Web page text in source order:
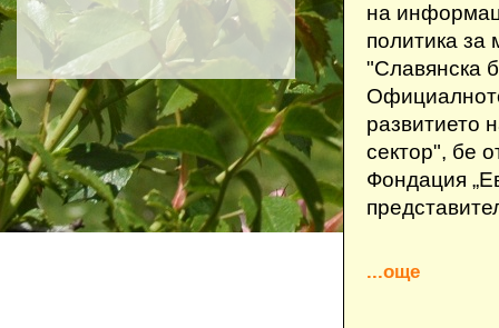
на
политика
"Славянска
развитието
сектор", бе
Фондация
...още